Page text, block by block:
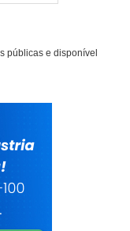
públicas e disponível